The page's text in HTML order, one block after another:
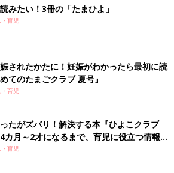
みたい！3冊の「たまひよ」
育児
されたかたに！妊娠がわかったら最初に読
てのたまごクラブ 夏号』
育児
たがズバリ！解決する本『ひよこクラブ
月～2才になるまで、育児に役立つ情報が
育児